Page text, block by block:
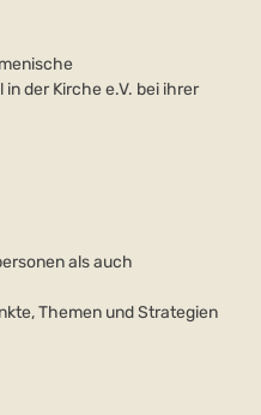
der Kirche e.V. bei ihrer
als auch
Themen und Strategien